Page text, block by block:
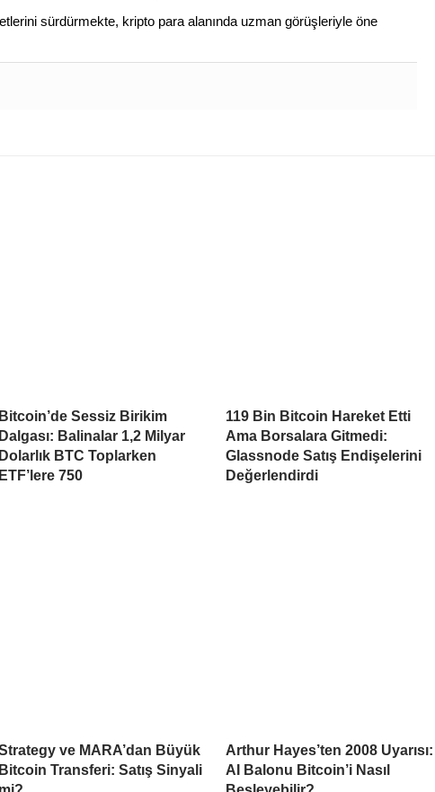
sürdürmekte, kripto para alanında uzman görüşleriyle öne
Bitcoin’de Sessiz Birikim
Dalgası: Balinalar 1,2 Milyar
Dolarlık BTC Toplarken
ETF’lere 750
119 Bin Bitcoin Hareket Etti
Ama Borsalara Gitmedi:
Glassnode Satış Endişelerini
Değerlendirdi
ve MARA’dan Büyük
Bitcoin Transferi: Satış Sinyali
Arthur Hayes’ten 2008 Uyarısı:
AI Balonu Bitcoin’i Nasıl